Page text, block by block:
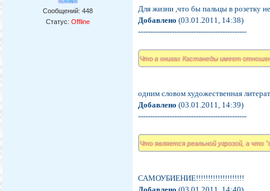
Сообщений: 448
Статус: Offline
Для жизни ,что бы пальцы в розетку
Добавлено (03.01.2011, 14:38)
---------------------------------------------
Что в книгах Кастанеды имеет
одним словом художественная
Добавлено (03.01.2011, 14:39)
---------------------------------------------
Что является реальной угрозой, а что
САМОУБИЕНИЕ!!!!!!!!!!!!!!!!!!!!